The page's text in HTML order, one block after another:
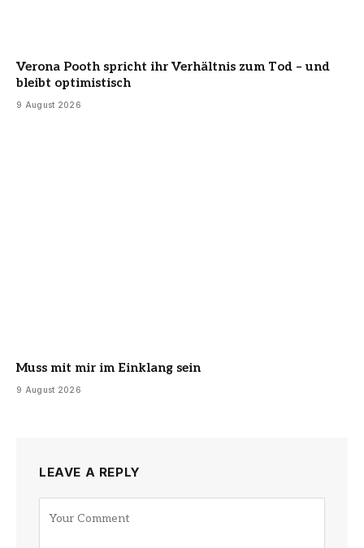
Verona Pooth spricht ihr Verhältnis zum Tod – und
bleibt optimistisch
9 August 2026
Muss mit mir im Einklang sein
9 August 2026
LEAVE A REPLY